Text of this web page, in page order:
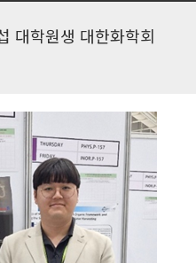
대학원생 대한화학회